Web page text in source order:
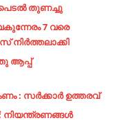
തുണച്ചു
7 വരെ
നിർത്തലാക്കി
ആപ്പ്
: സർക്കാർ ഉത്തരവ്
നിയന്ത്രണങ്ങള്‍